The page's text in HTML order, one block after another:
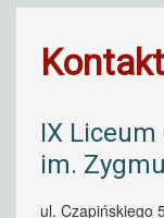
Kontakt
IX Liceum
im.
ul. Czapińskiego